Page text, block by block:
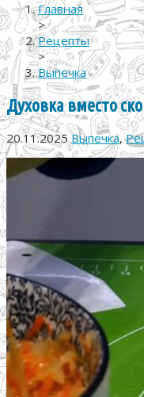
Главная
>
Рецепты
>
Выпечка
Духовка вместо
20.11.2025 Выпечка,